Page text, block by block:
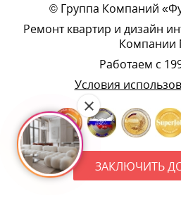
© Группа Компаний
Ремонт квартир и дизайн
Компании
Работаем с
Условия
ЗАКЛЮЧИТЬ